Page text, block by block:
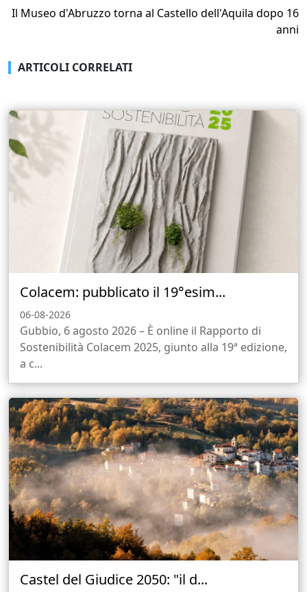
Il Museo d'Abruzzo torna al Castello dell'Aquila dopo 16
anni
ARTICOLI CORRELATI
Colacem: pubblicato il 19°esim...
06-08-2026
Gubbio, 6 agosto 2026 – È online il Rapporto di
Sostenibilità Colacem 2025, giunto alla 19ª edizione,
a c...
Castel del Giudice 2050: "il d...